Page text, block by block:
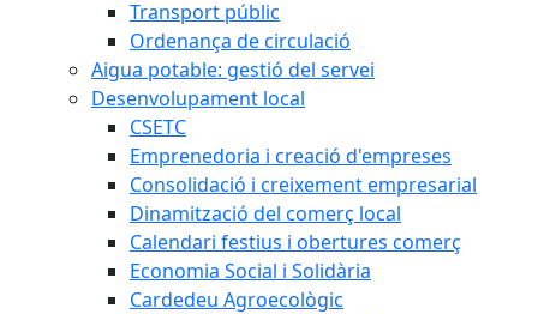
Transport públic
Ordenança de circulació
Aigua potable: gestió del servei
Desenvolupament local
CSETC
Emprenedoria i creació d'empreses
Consolidació i creixement empresarial
Dinamització del comerç local
Calendari festius i obertures comerç
Economia Social i Solidària
Cardedeu Agroecològic